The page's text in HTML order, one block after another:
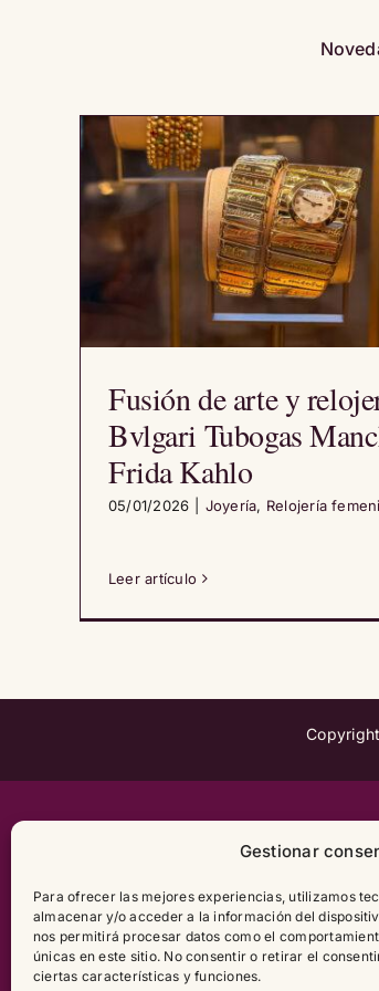
Gestionar
Para ofrecer las mejores experiencias, utilizamos
almacenar y/o acceder a la información del
nos permitirá procesar datos como el
únicas en este sitio. No consentir o retirar el
ciertas características y funciones.
Fusión de arte y
Bvlgari Tubogas
Frida Kahlo
05/01/2026 Joyería, Relojería
Leer artículo
Copyright